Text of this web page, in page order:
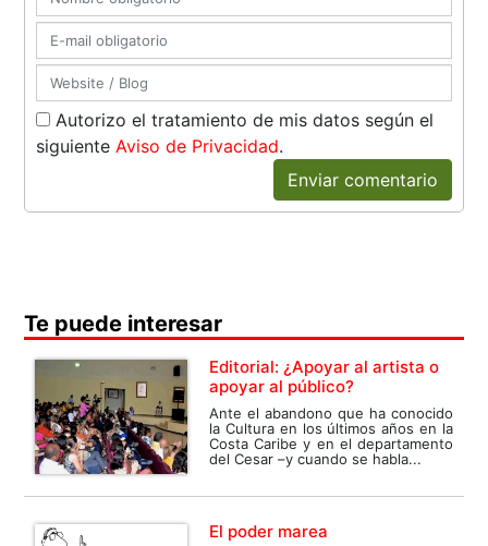
Autorizo el tratamiento de mis datos según el
siguienteAviso de Privacidad.
Enviar comentario
Te puede interesar
Editorial: ¿Apoyar al artista o
apoyar al público?
Ante el abandono que ha conocido
la Cultura en los últimos años en la
Costa Caribe y en el departamento
del Cesar –y cuando se habla...
El poder marea